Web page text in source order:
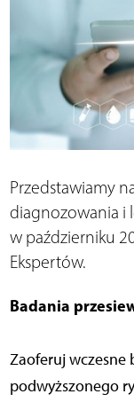
Przedstawiamy
diagnozowania i
w październiku
Ekspertów.
Badania
Zaoferuj wczesne
podwyższonego